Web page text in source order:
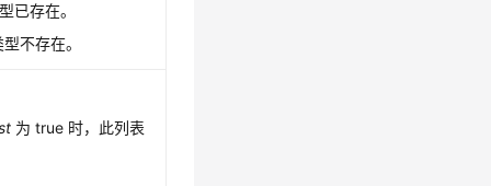
已存在。
不存在。
为 true 时，此列表